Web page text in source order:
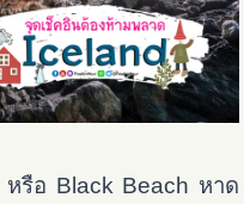
หรือ Black Beach หาด